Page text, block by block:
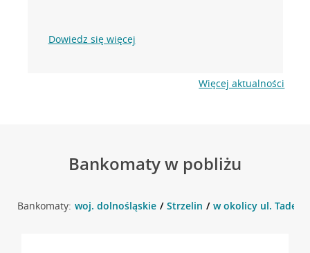
Dowiedz się więcej
Więcej aktualności
Bankomaty w pobliżu
Bankomaty: woj. dolnośląskie Strzelin w okolicy ul.